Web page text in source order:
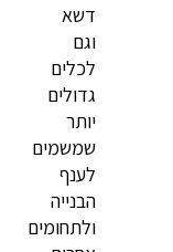
דשא
וגם
לכלים
גדולים
יותר
שמשמים
לענף
הבנייה
ולתחומים